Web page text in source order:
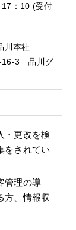
：10 (受付
川本社
16-3 品川グ
・更改を検
をされてい
管理の導
方、情報収